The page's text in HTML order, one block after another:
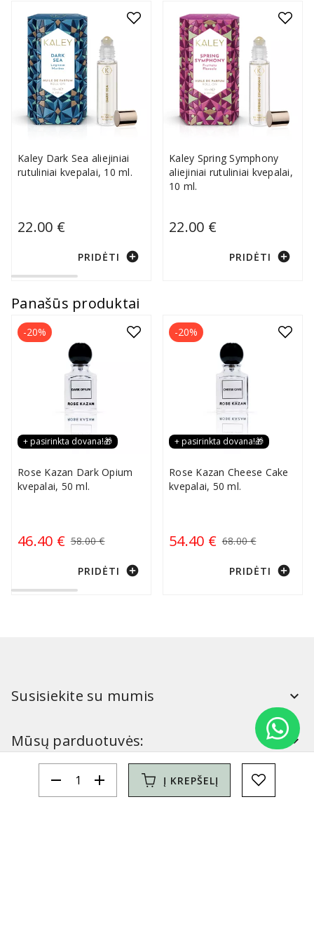
remove add Į KREPŠELĮ
Kaley Dark Sea aliejiniai
rutuliniai kvepalai, 10 ml.
22.00 €
PRIDĖTI add_circle
Kaley Spring Symphony
aliejiniai rutuliniai kvepalai,
10 ml.
22.00 €
PRIDĖTI add_circle
Panašūs produktai
+ pasirinkta dovana!🎁
Rose Kazan Dark Opium
kvepalai, 50 ml.
46.40 € 58.00 €
-20%
PRIDĖTI add_circle
+ pasirinkta dovana!🎁
Rose Kazan Cheese Cake
kvepalai, 50 ml.
54.40 € 68.00 €
-20%
PRIDĖTI add_circle
Susisiekite su mumis
Mūsų parduotuvės:
Simitri